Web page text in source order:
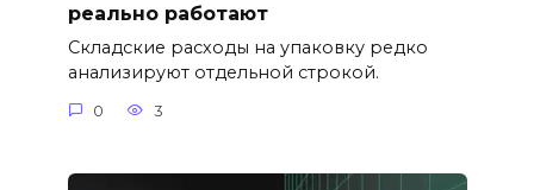
реально работают
Складские расходы на упаковку редко
анализируют отдельной строкой.
0 3